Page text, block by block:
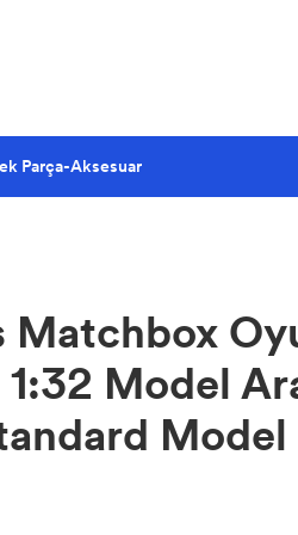
Parça-Aksesuar
Model
Model